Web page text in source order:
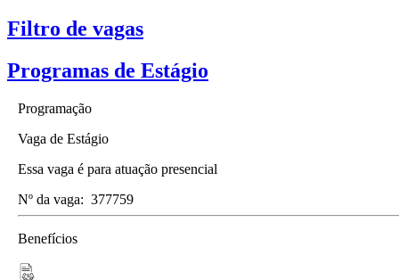
Filtro de vagas
Programas de Estágio
Programação
Vaga de Estágio
Essa vaga é para atuação presencial
Nº da vaga: 377759
Benefícios